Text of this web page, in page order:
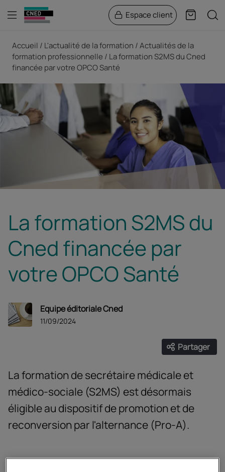
Menu Espace client Panier
Accueil L'actualité de la formation
Actualités de la
formation professionnelle
La formation S2MS du Cned
financée par votre OPCO Santé
La formation S2MS du
Cned financée par
votre OPCO Santé
Equipe éditoriale Cned
11/09/2024
Partager
Ouvrir
La formation de secrétaire médicale et
médico-sociale (S2MS) est désormais
éligible au dispositif de promotion et de
reconversion par l'alternance (Pro-A).